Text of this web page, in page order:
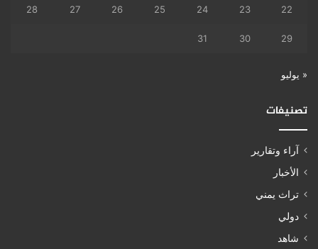
22
23
24
25
26
27
28
29
30
31
« يوليو
تصنيفات
آراء وتقارير
الأخبار
تراث يمني
دولي
شاهد